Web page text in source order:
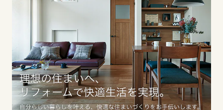
香川県
愛媛県
高知県